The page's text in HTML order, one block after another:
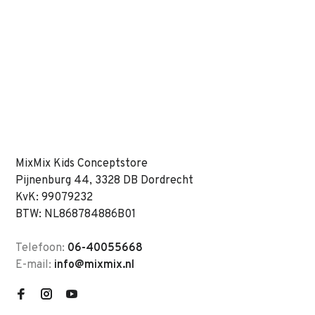
MixMix Kids Conceptstore
Pijnenburg 44, 3328 DB Dordrecht
KvK: 99079232
BTW: NL868784886B01
Telefoon: 06-40055668
E-mail: info@mixmix.nl